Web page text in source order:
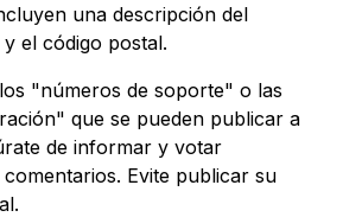
una descripción del
el código postal.
"números de soporte" o las
que se pueden publicar a
de informar y votar
Evite publicar su